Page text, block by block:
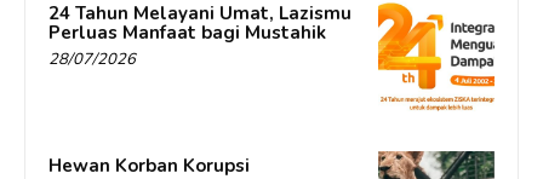
24 Tahun Melayani Umat, Lazismu
Perluas Manfaat bagi Mustahik
28/07/2026
Hewan Korban Korupsi